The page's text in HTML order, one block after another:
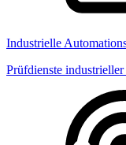
Industrielle
Prüfdienste